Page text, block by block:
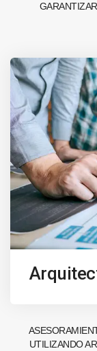
UTILIZANDO